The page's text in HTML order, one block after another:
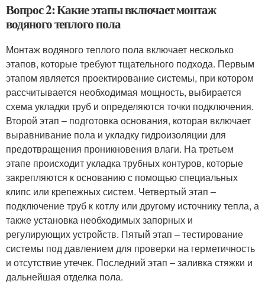
Вопрос 2: Какие этапы включает монтаж
водяного теплого пола
Монтаж водяного теплого пола включает несколько
этапов, которые требуют тщательного подхода. Первым
этапом является проектирование системы, при котором
рассчитывается необходимая мощность, выбирается
схема укладки труб и определяются точки подключения.
Второй этап – подготовка основания, которая включает
выравнивание пола и укладку гидроизоляции для
предотвращения проникновения влаги. На третьем
этапе происходит укладка трубных контуров, которые
закрепляются к основанию с помощью специальных
клипс или крепежных систем. Четвертый этап –
подключение труб к котлу или другому источнику тепла, а
также установка необходимых запорных и
регулирующих устройств. Пятый этап – тестирование
системы под давлением для проверки на герметичность
и отсутствие утечек. Последний этап – заливка стяжки и
дальнейшая отделка пола.